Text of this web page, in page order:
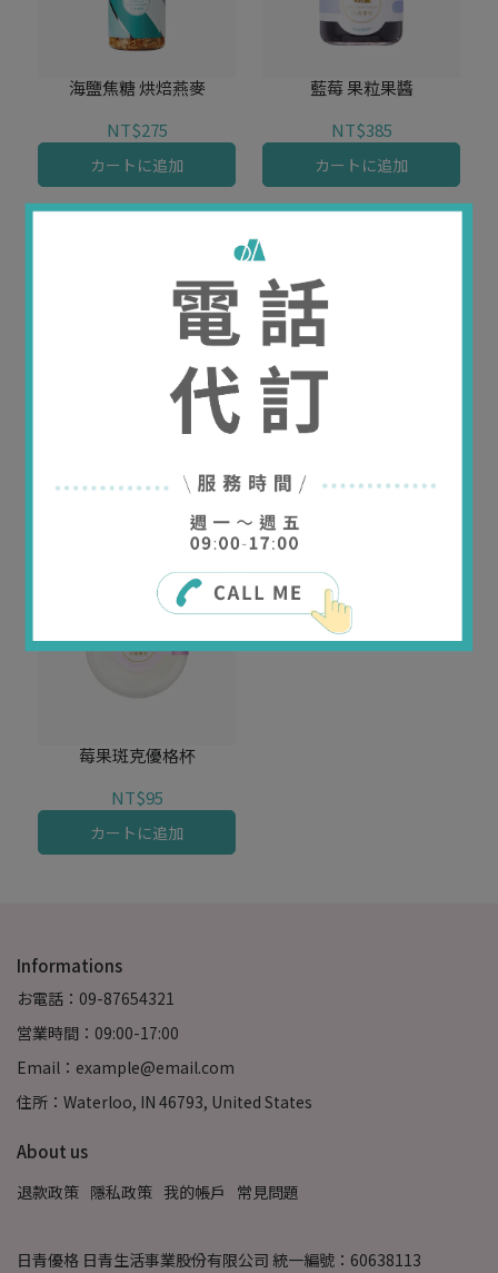
海鹽焦糖 烘焙燕麥
NT$275
カートに追加
藍莓 果粒果醬
NT$385
カートに追加
莓果斑克優格杯
NT$95
カートに追加
Informations
お電話：09-87654321
営業時間：09:00-17:00
Email：example@email.com
住所：Waterloo, IN 46793, United States
About us
退款政策 隱私政策 我的帳戶 常見問題
日青優格 日青生活事業股份有限公司 統一編號：60638113